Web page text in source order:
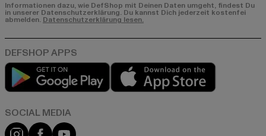
Informationen dazu, wie DefShop mit Deinen Daten umgeht, findest Du
in unserer Datenschutzerklärung. Du kannst Dich jederzeit kostenfei
abmelden. Datenschutzerklärung lesen.
Play market
Instagram
FacebookYouTube